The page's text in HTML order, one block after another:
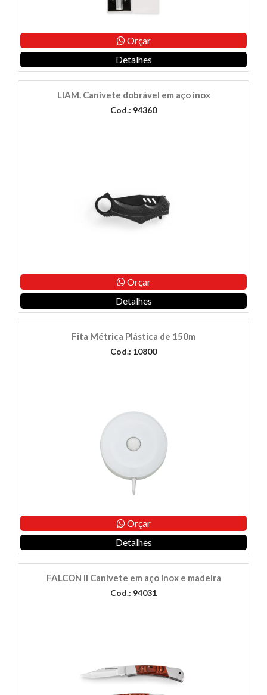
Orçar
Detalhes
LIAM. Canivete dobrável em aço inox
Cod.: 94360
Orçar
Detalhes
Fita Métrica Plástica de 150m
Cod.: 10800
Orçar
Detalhes
FALCON II Canivete em aço inox e madeira
Cod.: 94031